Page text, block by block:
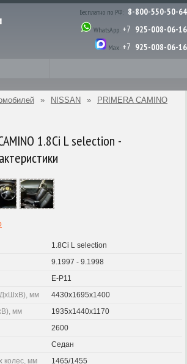
Бесплатно по РФ: 8-800-550-50-64
WhatsApp: +7 925-008-06-16
Max: +7 925-008-06-16
» NISSAN »
PRIMERA CAMINO
1.8Ci L selection -
1.8Ci L selection
9.1997 - 9.1998
E-P11
мм
4430x1695x1400
мм
1935x1440x1170
2600
Седан
колес, мм
1465/1455